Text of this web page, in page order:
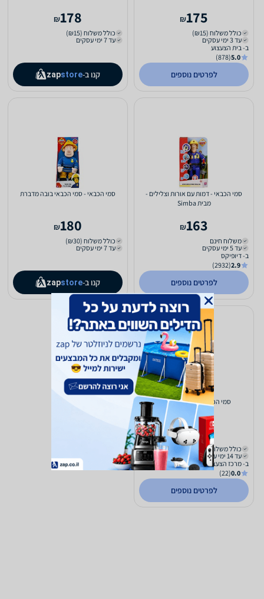
175
₪
כולל משלוח (₪15)
עד 3 ימי עסקים
ב- בית הצעצוע
5.0
(878)
לפרטים נוספים
178
₪
כולל משלוח (₪15)
עד 7 ימי עסקים
קנו ב- zapstore
סמי הכבאי - דמות עם אורות וצלילים -
מבית Simba
163
₪
משלוח חינם
עד 5 ימי עסקים
ב- דיופיקס
2.9
(2932)
לפרטים נוספים
סמי הכבאי - סמי הכבאי בובה מדברת
180
₪
כולל משלוח (₪30)
עד 7 ימי עסקים
קנו ב- zapstore
סמי הכבאי דמות אלקטרונית
177
₪
כולל משלוח (₪18)
עד 14 ימי עסקים
ב- מרכז הצעצועים
0.0
(22)
לפרטים נוספים